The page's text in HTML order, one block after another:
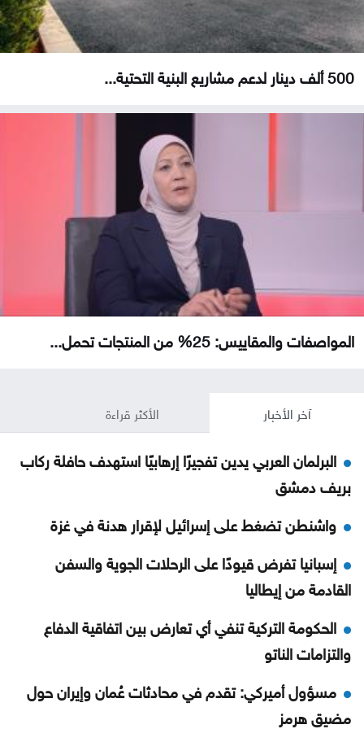
500 ألف دينار لدعم مشاريع البنية التحتية...
المواصفات والمقاييس: 25% من المنتجات تحمل...
آخر الأخبار الأكثر قراءة
البرلمان العربي يدين تفجيرًا إرهابيًا استهدف حافلة ركاب
بريف دمشق
واشنطن تضغط على إسرائيل لإقرار هدنة في غزة
إسبانيا تفرض قيودًا على الرحلات الجوية والسفن
القادمة من إيطاليا
الحكومة التركية تنفي أي تعارض بين اتفاقية الدفاع
والتزامات الناتو
مسؤول أميركي: تقدم في محادثات عُمان وإيران حول
مضيق هرمز